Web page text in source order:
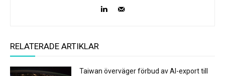
RELATERADE ARTIKLAR
Taiwan överväger förbud av AI-export till